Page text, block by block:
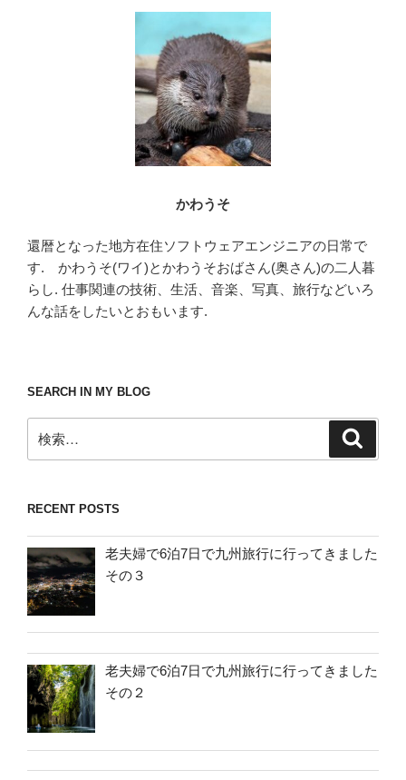
かわうそ
還暦となった地方在住ソフトウェアエンジニアの日常で
す. かわうそ(ワイ)とかわうそおばさん(奥さん)の二人暮
らし. 仕事関連の技術、生活、音楽、写真、旅行などいろ
んな話をしたいとおもいます.
SEARCH IN MY BLOG
索:
RECENT POSTS
老夫婦で6泊7日で九州旅行に行ってきました
その３
老夫婦で6泊7日で九州旅行に行ってきました
その２